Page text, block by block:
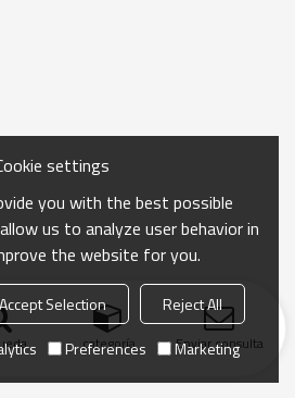
categoría Enviar consulta
settings
you with the best possible
us to analyze user behavior in
the website for you.
Accept Selection
Reject All
Preferences Marketing